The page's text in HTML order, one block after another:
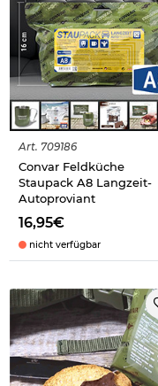
Art. 709186
Convar Feldküche
Staupack A8 Langzeit-
Autoproviant
16,95€
nicht verfügbar